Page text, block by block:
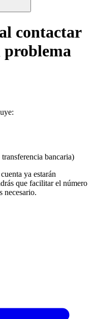
contactar
problema
bancaria)
ya estarán
que facilitar el número
necesario.